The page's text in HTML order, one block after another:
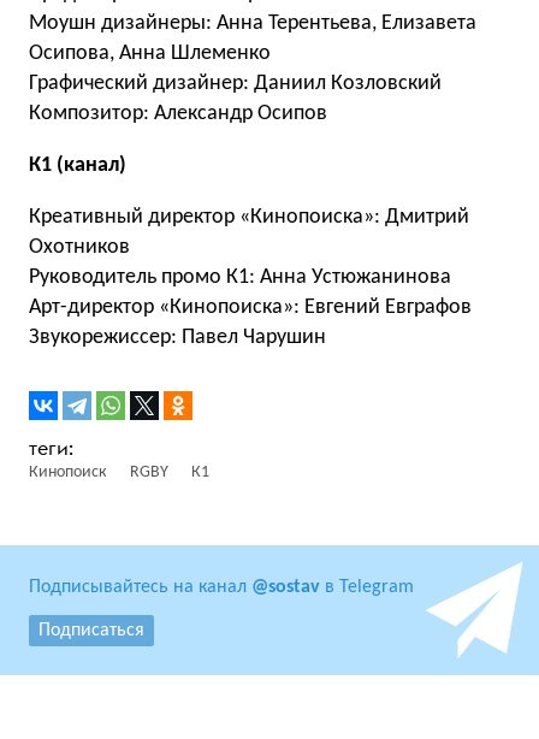
Моушн дизайнеры: Анна Терентьева, Елизавета
Осипова, Анна Шлеменко
Графический дизайнер: Даниил Козловский
Композитор: Александр Осипов
К1 (канал)
Креативный директор «Кинопоиска»: Дмитрий
Охотников
Руководитель промо К1: Анна Устюжанинова
Арт-директор «Кинопоиска»: Евгений Евграфов
Звукорежиссер: Павел Чарушин
Кинопоиск RGBY К1
Подписывайтесь на канал @sostav в Telegram
Подписаться